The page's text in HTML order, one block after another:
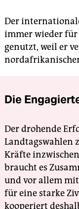
Der
immer wieder für
genutzt, weil er
Die
Der drohende
Landtagswahlen
Kräfte
braucht es
und vor allem mit
für eine starke
kooperiert